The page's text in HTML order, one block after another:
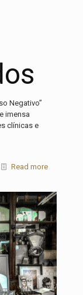
Negativo”
imensa
clínicas e
Read more